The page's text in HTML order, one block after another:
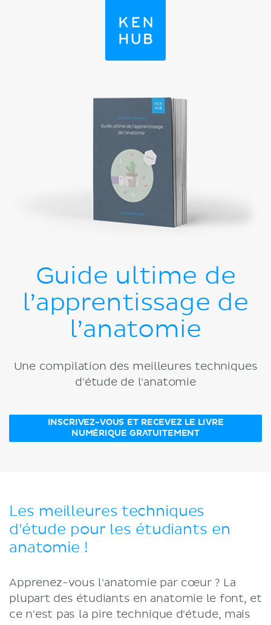
Guide ultime de
l’apprentissage de
l’anatomie
Une compilation des meilleures techniques
d'étude de l'anatomie
INSCRIVEZ-VOUS ET RECEVEZ LE LIVRE
NUMÉRIQUE GRATUITEMENT
Les meilleures techniques
d'étude pour les étudiants en
anatomie !
Apprenez-vous l'anatomie par cœur ? La
plupart des étudiants en anatomie le font, et
ce n'est pas la pire technique d'étude, mais